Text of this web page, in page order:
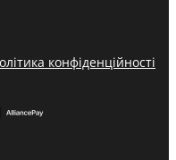
конфіденційності